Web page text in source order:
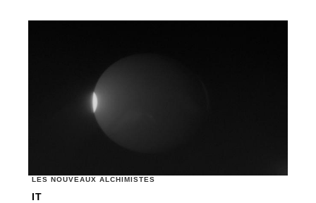
LES NOUVEAUX ALCHIMISTES
IT